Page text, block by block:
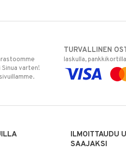
Sinua varten!
TURVALLINEN
laskulla,
ILMOITTAUDU
SAAJAKSI